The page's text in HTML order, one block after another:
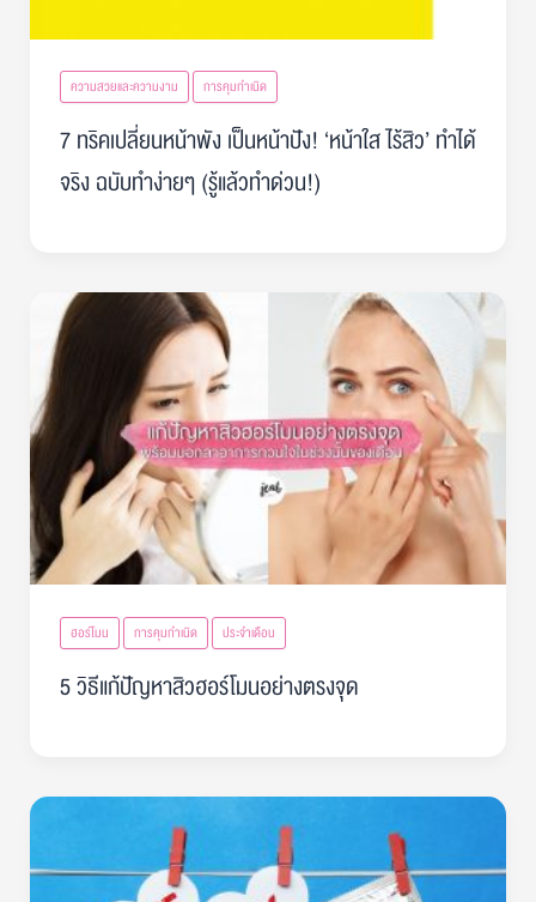
ความสวยและความงาม การคุมกำเนิด
7 ทริคเปลี่ยนหน้าพัง เป็นหน้าปัง! ‘หน้าใส ไร้สิว’ ทำได้
จริง ฉบับทำง่ายๆ (รู้แล้วทำด่วน!)
ฮอร์โมน การคุมกำเนิด ประจำเดือน
5 วิธีแก้ปัญหาสิวฮอร์โมนอย่างตรงจุด